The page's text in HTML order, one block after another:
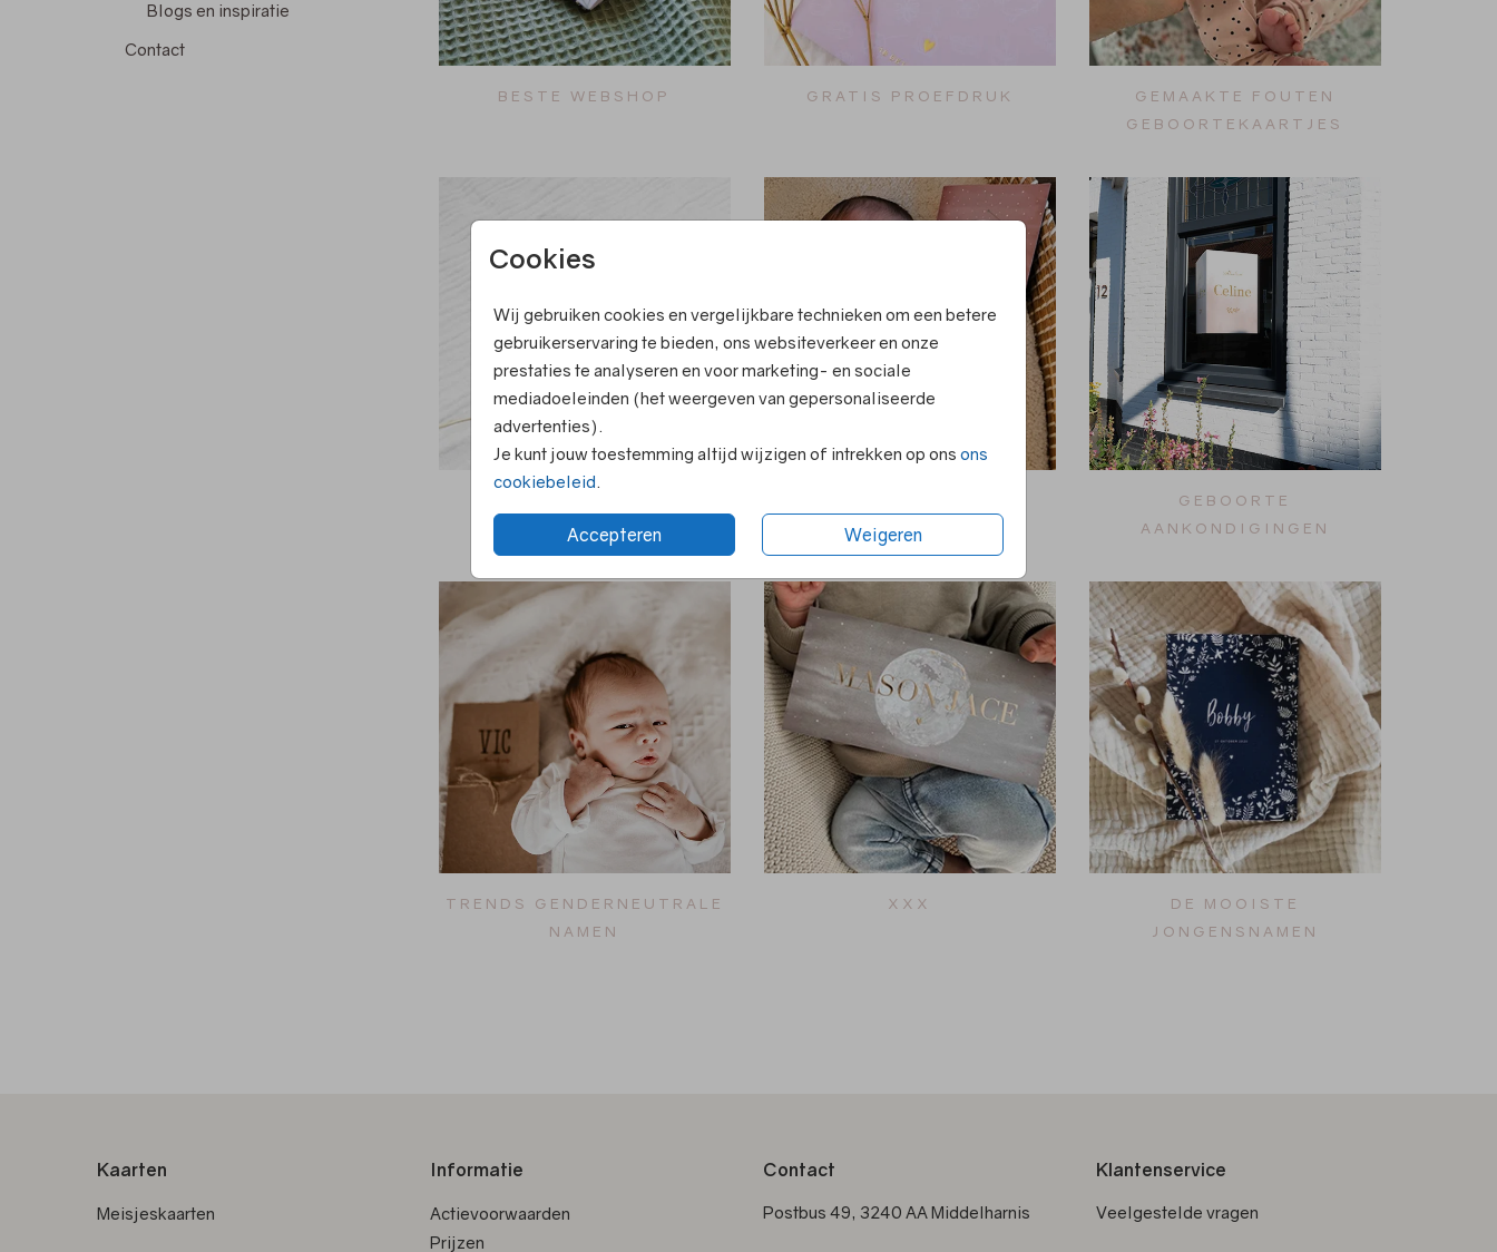
Cookies
Wij gebruiken cookies en vergelijkbare technieken om een betere
gebruikerservaring te bieden, ons websiteverkeer en onze
prestaties te analyseren en voor marketing- en sociale
mediadoeleinden (het weergeven van gepersonaliseerde
advertenties).
Je kunt jouw toestemming altijd wijzigen of intrekken op ons ons
cookiebeleid
Accepteren Weigeren
Blogs en inspiratie
Contact
BESTE WEBSHOP GRATIS PROEFDRUK
GEMAAKTE FOUTEN
GEBOORTEKAARTJES
MEISJESNAMEN
GEBOORTE
AANKONDIGINGEN
TRENDS GENDERNEUTRALE
NAMEN
XXX
DE MOOISTE
JONGENSNAMEN
Kaarten
Meisjeskaarten
Informatie
Actievoorwaarden
Prijzen
Contact
Postbus 49, 3240 AA Middelharnis
Klantenservice
Veelgestelde vragen